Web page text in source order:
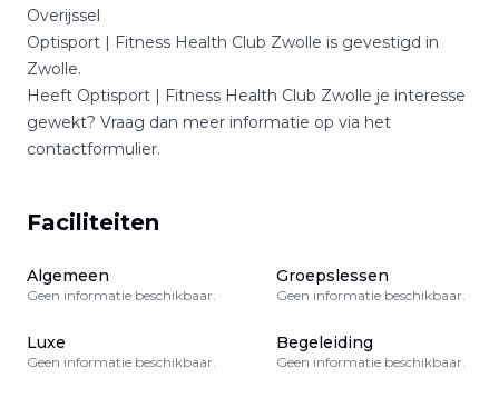
Overijssel
Optisport | Fitness Health Club Zwolle is gevestigd in
Zwolle.
Heeft Optisport | Fitness Health Club Zwolle je interesse
gewekt? Vraag dan meer informatie op via het
contactformulier.
Faciliteiten
Algemeen
Geen informatie beschikbaar.
Groepslessen
Geen informatie beschikbaar.
Luxe
Geen informatie beschikbaar.
Begeleiding
Geen informatie beschikbaar.